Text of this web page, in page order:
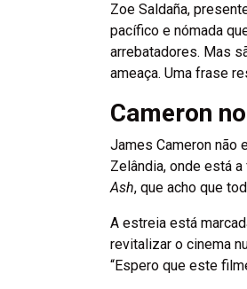
Zoe Saldaña,
pacífico e nómada
arrebatadores. Mas
ameaça. Uma frase
Cameron
James Cameron não
Zelândia, onde está
Ash, que acho que
A estreia está
revitalizar o cinema
“Espero que este